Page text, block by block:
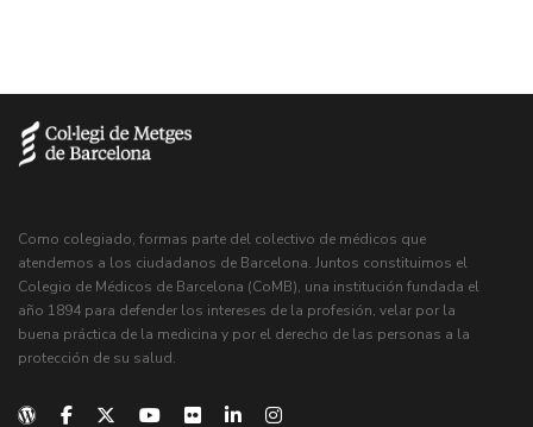
Como colegiado, formas parte del colectivo de médicos que
atendemos a los ciudadanos de Barcelona. Juntos constituimos el
Colegio de Médicos de Barcelona (CoMB), una institución fundada el
año 1894 para defender los intereses de la profesión, velar por la
buena práctica de la medicina y por el derecho de las personas a la
protección de su salud.